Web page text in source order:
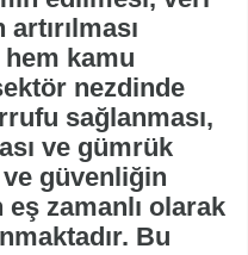
hem kamu
nezdinde
sağlanması,
ve gümrük
güvenliğin
eş zamanlı olarak
Bu